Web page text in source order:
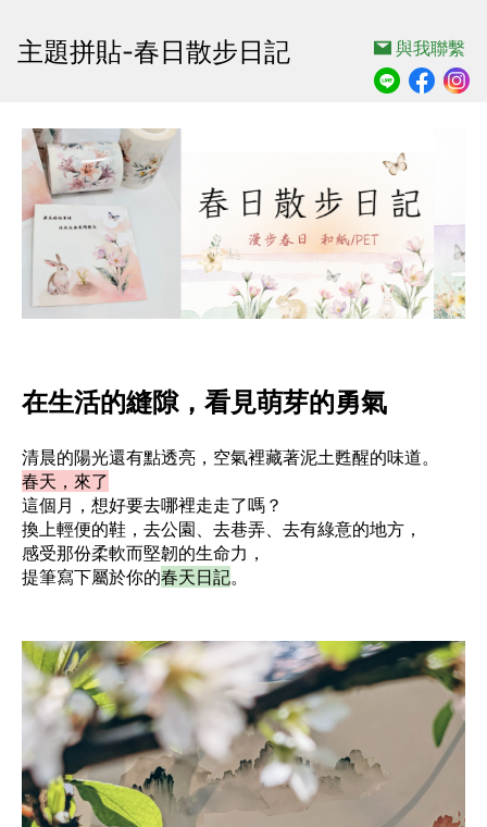
主題拼貼-春日散步日記 與我聯繫
在生活的縫隙，看見萌芽的勇氣
清晨的陽光還有點透亮，空氣裡藏著泥土甦醒的味道。
春天，來了
這個月，想好要去哪裡走走了嗎？
換上輕便的鞋，去公園、去巷弄、去有綠意的地方，
感受那份柔軟而堅韌的生命力，
提筆寫下屬於你的春天日記。